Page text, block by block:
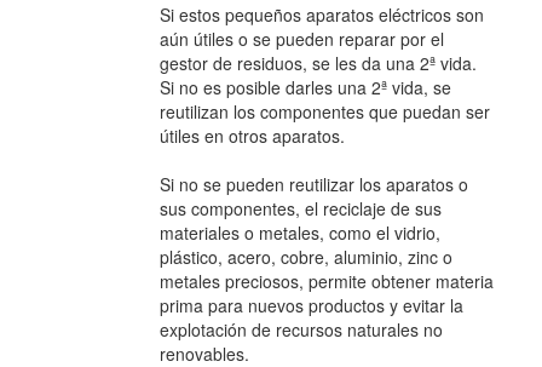
Si estos pequeños aparatos eléctricos son
aún útiles o se pueden reparar por el
gestor de residuos, se les da una 2ª vida.
Si no es posible darles una 2ª vida, se
reutilizan los componentes que puedan ser
útiles en otros aparatos.
Si no se pueden reutilizar los aparatos o
sus componentes, el reciclaje de sus
materiales o metales, como el vidrio,
plástico, acero, cobre, aluminio, zinc o
metales preciosos, permite obtener materia
prima para nuevos productos y evitar la
explotación de recursos naturales no
renovables.